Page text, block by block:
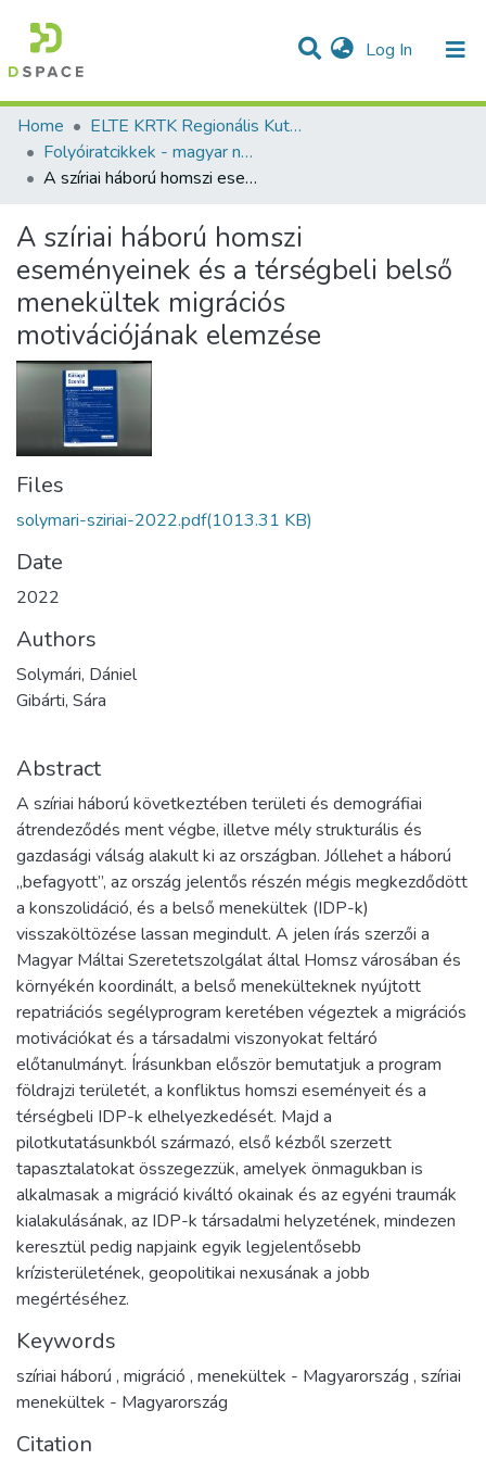
Log In (current)
Communities & Collections
Statistics
All of DSpace
Home
ELTE KRTK Regionális Kutatások Intézete
Folyóiratcikkek - magyar nyelvű (RKI)
A szíriai háború homszi eseményeinek és a térségbeli belső menekültek migrációs motivációjának elemzése
A szíriai háború homszi
eseményeinek és a térségbeli belső
menekültek migrációs
motivációjának elemzése
Files
solymari-sziriai-2022.pdf(1013.31 KB)
Date
2022
Authors
Solymári, Dániel
Gibárti, Sára
Abstract
A szíriai háború következtében területi és demográfiai
átrendeződés ment végbe, illetve mély strukturális és
gazdasági válság alakult ki az országban. Jóllehet a háború
„befagyott”, az ország jelentős részén mégis megkezdődött
a konszolidáció, és a belső menekültek (IDP-k)
visszaköltözése lassan megindult. A jelen írás szerzői a
Magyar Máltai Szeretetszolgálat által Homsz városában és
környékén koordinált, a belső menekülteknek nyújtott
repatriációs segélyprogram keretében végeztek a migrációs
motivációkat és a társadalmi viszonyokat feltáró
előtanulmányt. Írásunkban először bemutatjuk a program
földrajzi területét, a konfliktus homszi eseményeit és a
térségbeli IDP-k elhelyezkedését. Majd a
pilotkutatásunkból származó, első kézből szerzett
tapasztalatokat összegezzük, amelyek önmagukban is
alkalmasak a migráció kiváltó okainak és az egyéni traumák
kialakulásának, az IDP-k társadalmi helyzetének, mindezen
keresztül pedig napjaink egyik legjelentősebb
krízisterületének, geopolitikai nexusának a jobb
megértéséhez.
Keywords
szíriai háború , migráció , menekültek - Magyarország , szíriai
menekültek - Magyarország
Citation